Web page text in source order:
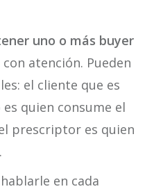
uno o más buyer
atención. Pueden
el cliente que es
quien consume el
prescriptor es quien
en cada